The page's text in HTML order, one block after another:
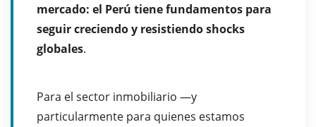
mercado: el Perú tiene fundamentos para
seguir creciendo y resistiendo shocks
globales.
Para el sector inmobiliario —y
particularmente para quienes estamos